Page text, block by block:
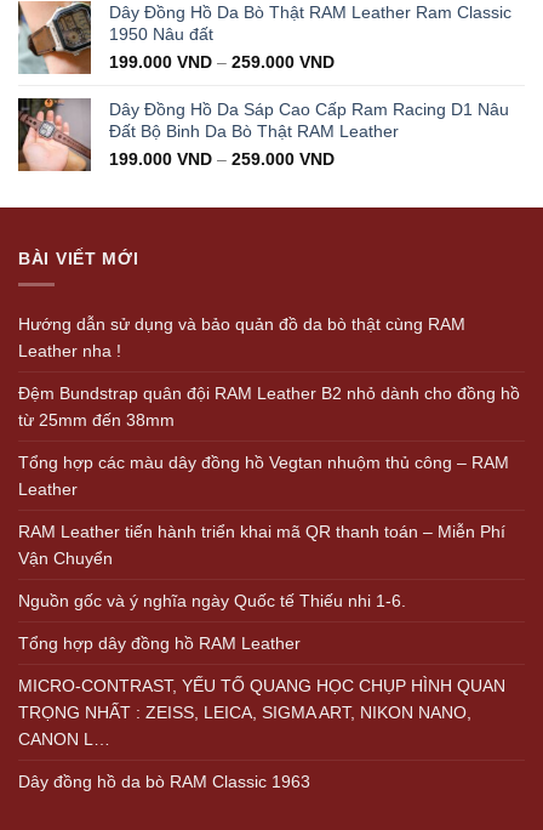
Dây Đồng Hồ Da Bò Thật RAM Leather Ram Classic
1950 Nâu đất
199.000 VND – 259.000 VND
Dây Đồng Hồ Da Sáp Cao Cấp Ram Racing D1 Nâu
Đất Bộ Binh Da Bò Thật RAM Leather
199.000 VND – 259.000 VND
BÀI VIẾT MỚI
Hướng dẫn sử dụng và bảo quản đồ da bò thật cùng RAM
Leather nha !
Đệm Bundstrap quân đội RAM Leather B2 nhỏ dành cho đồng hồ
từ 25mm đến 38mm
Tổng hợp các màu dây đồng hồ Vegtan nhuộm thủ công – RAM
Leather
RAM Leather tiến hành triển khai mã QR thanh toán – Miễn Phí
Vận Chuyển
Nguồn gốc và ý nghĩa ngày Quốc tế Thiếu nhi 1-6.
Tổng hợp dây đồng hồ RAM Leather
MICRO-CONTRAST, YẾU TỐ QUANG HỌC CHỤP HÌNH QUAN
TRỌNG NHẤT : ZEISS, LEICA, SIGMA ART, NIKON NANO,
CANON L…
Dây đồng hồ da bò RAM Classic 1963